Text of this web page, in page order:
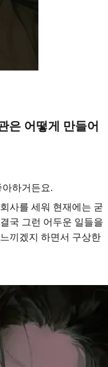
은 어떻게 만들어
하거든요.
사를 세워 현재에는 굳
국 그런 어두운 일들을
끼겠지 하면서 구상한